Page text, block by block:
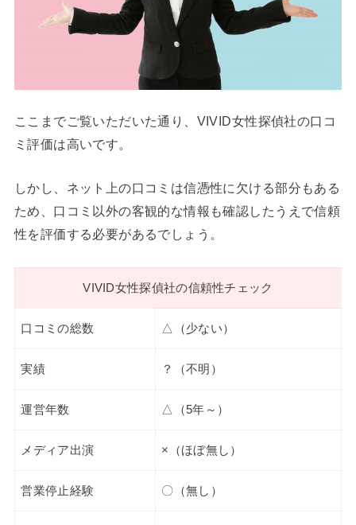
ここまでご覧いただいた通り、VIVID女性探偵社の口コ
ミ評価は高いです。
しかし、ネット上の口コミは信憑性に欠ける部分もある
ため、口コミ以外の客観的な情報も確認したうえで信頼
性を評価する必要があるでしょう。
VIVID女性探偵社の信頼性チェック
口コミの総数 △（少ない）
実績 ？（不明）
運営年数 △（5年～）
メディア出演 ×（ほぼ無し）
営業停止経験 〇（無し）